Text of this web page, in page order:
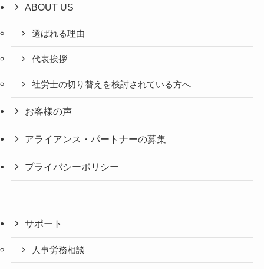
ABOUT US
選ばれる理由
代表挨拶
社労士の切り替えを検討されている方へ
お客様の声
アライアンス・パートナーの募集
プライバシーポリシー
サポート
人事労務相談